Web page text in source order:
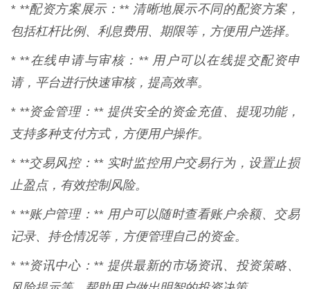
* **配资方案展示：** 清晰地展示不同的配资方案，
包括杠杆比例、利息费用、期限等，方便用户选择。
* **在线申请与审核：** 用户可以在线提交配资申
请，平台进行快速审核，提高效率。
* **资金管理：** 提供安全的资金充值、提现功能，
支持多种支付方式，方便用户操作。
* **交易风控：** 实时监控用户交易行为，设置止损
止盈点，有效控制风险。
* **账户管理：** 用户可以随时查看账户余额、交易
记录、持仓情况等，方便管理自己的资金。
* **资讯中心：** 提供最新的市场资讯、投资策略、